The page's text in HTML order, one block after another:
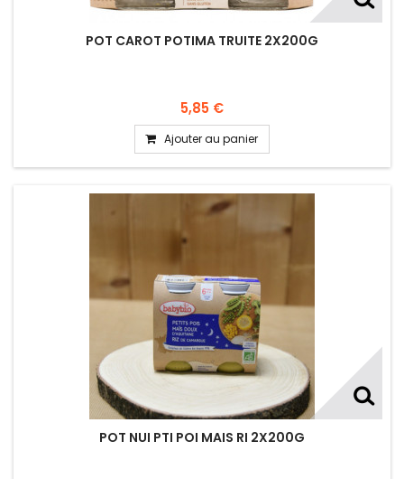
POT CAROT POTIMA TRUITE 2X200G
5,85 €
Ajouter au panier
POT NUI PTI POI MAIS RI 2X200G